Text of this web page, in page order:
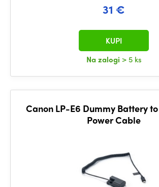
31 €
Na zalogi > 5 ks
KUPI
Canon LP-E6 Dummy Battery to
Power Cable